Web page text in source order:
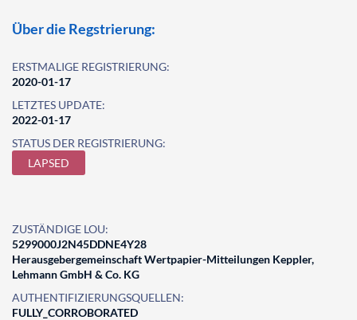
Über die Regstrierung:
ERSTMALIGE REGISTRIERUNG:
2020-01-17
LETZTES UPDATE:
2022-01-17
STATUS DER REGISTRIERUNG:
LAPSED
ZUSTÄNDIGE LOU:
5299000J2N45DDNE4Y28
Herausgebergemeinschaft Wertpapier-Mitteilungen Keppler,
Lehmann GmbH & Co. KG
AUTHENTIFIZIERUNGSQUELLEN:
FULLY_CORROBORATED